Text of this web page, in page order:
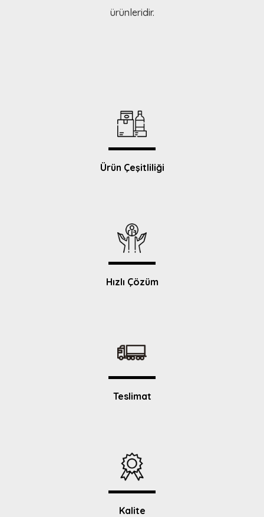
ürünleridir.
Ürün Çeşitliliği
Hızlı Çözüm
Teslimat
Kalite